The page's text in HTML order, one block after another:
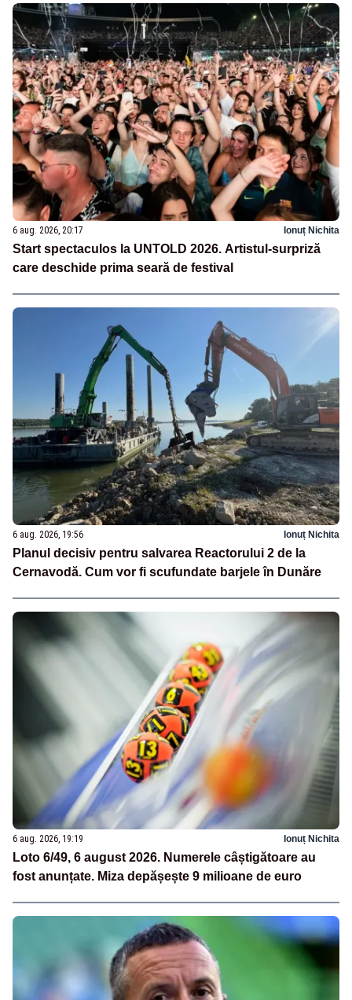
6 aug. 2026, 20:17 Ionuț Nichita
Start spectaculos la UNTOLD 2026. Artistul-surpriză
care deschide prima seară de festival
6 aug. 2026, 19:56 Ionuț Nichita
Planul decisiv pentru salvarea Reactorului 2 de la
Cernavodă. Cum vor fi scufundate barjele în Dunăre
6 aug. 2026, 19:19 Ionuț Nichita
Loto 6/49, 6 august 2026. Numerele câștigătoare au
fost anunțate. Miza depășește 9 milioane de euro